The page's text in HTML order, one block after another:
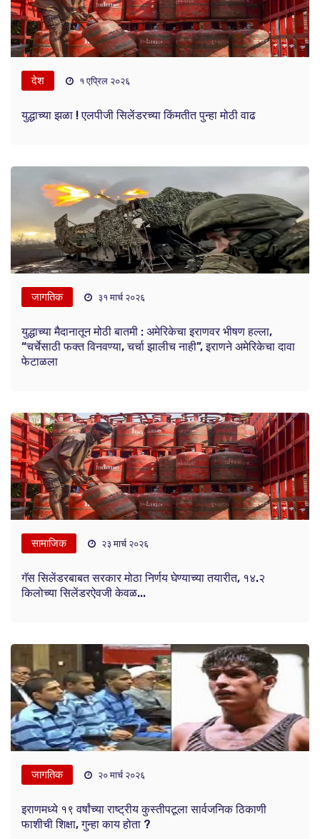
देश १ एप्रिल २०२६
युद्धाच्या झळा ! एलपीजी सिलेंडरच्या किंमतीत पुन्हा मोठी वाढ
जागतिक ३१ मार्च २०२६
युद्धाच्या मैदानातून मोठी बातमी : अमेरिकेचा इराणवर भीषण हल्ला,
“चर्चेसाठी फक्त विनवण्या, चर्चा झालीच नाही”, इराणने अमेरिकेचा दावा
फेटाळला
सामाजिक २३ मार्च २०२६
गॅस सिलेंडरबाबत सरकार मोठा निर्णय घेण्याच्या तयारीत, १४.२
किलोच्या सिलेंडरऐवजी केवळ...
जागतिक २० मार्च २०२६
इराणमध्ये १९ वर्षांच्या राष्ट्रीय कुस्तीपटूला सार्वजनिक ठिकाणी
फाशीची शिक्षा, गुन्हा काय होता ?